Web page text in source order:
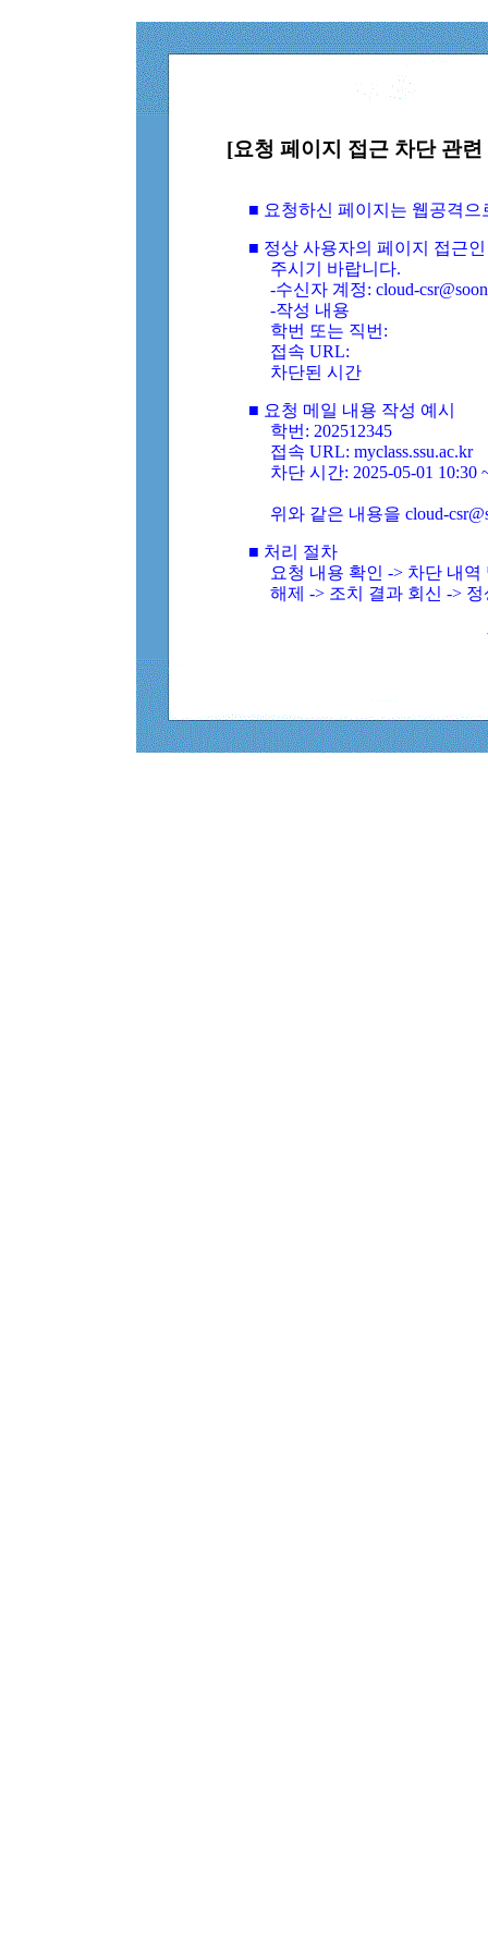
[요청 페이지 접근 차단 관
■ 요청하신 페이지는 웹공격
■ 정상 사용자의 페이지 접근
주시기 바랍니다.
-수신자 계정: cloud-
-작성 내용
학번 또는 직번:
접속 URL:
차단된 시간
■ 요청 메일 내용 작성 예시
학번: 202512345
접속 URL: myclass.ssu.ac.kr
차단 시간: 2025-05-01 10:30
위와 같은 내용을 cloud-
■ 처리 절차
요청 내용 확인 -> 차단 내
해제 -> 조치 결과 회신 ->